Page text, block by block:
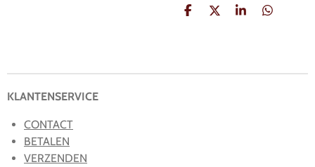
D
D
S
D
KLANTENSERVICE
CONTACT
BETALEN
VERZENDEN